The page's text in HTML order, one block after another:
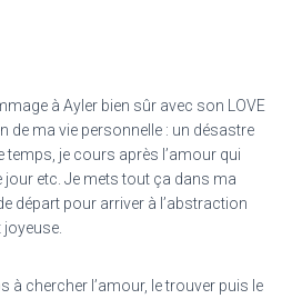
à Ayler bien sûr avec son LOVE
de ma vie personnelle : un désastre
temps, je cours après l’amour qui
jour etc. Je mets tout ça dans ma
départ pour arriver à l’abstraction
à chercher l’amour, le trouver puis le